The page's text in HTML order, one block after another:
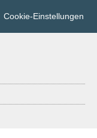
Cookie-Einstellungen